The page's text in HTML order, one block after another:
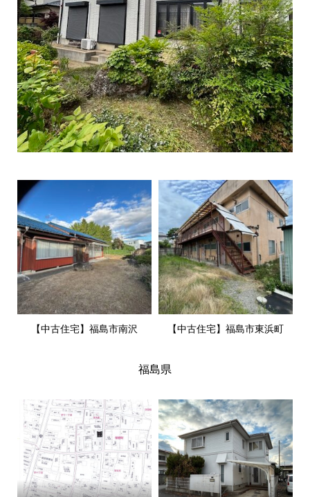
【中古住宅】福島市南沢 【中古住宅】福島市東浜町
福島県